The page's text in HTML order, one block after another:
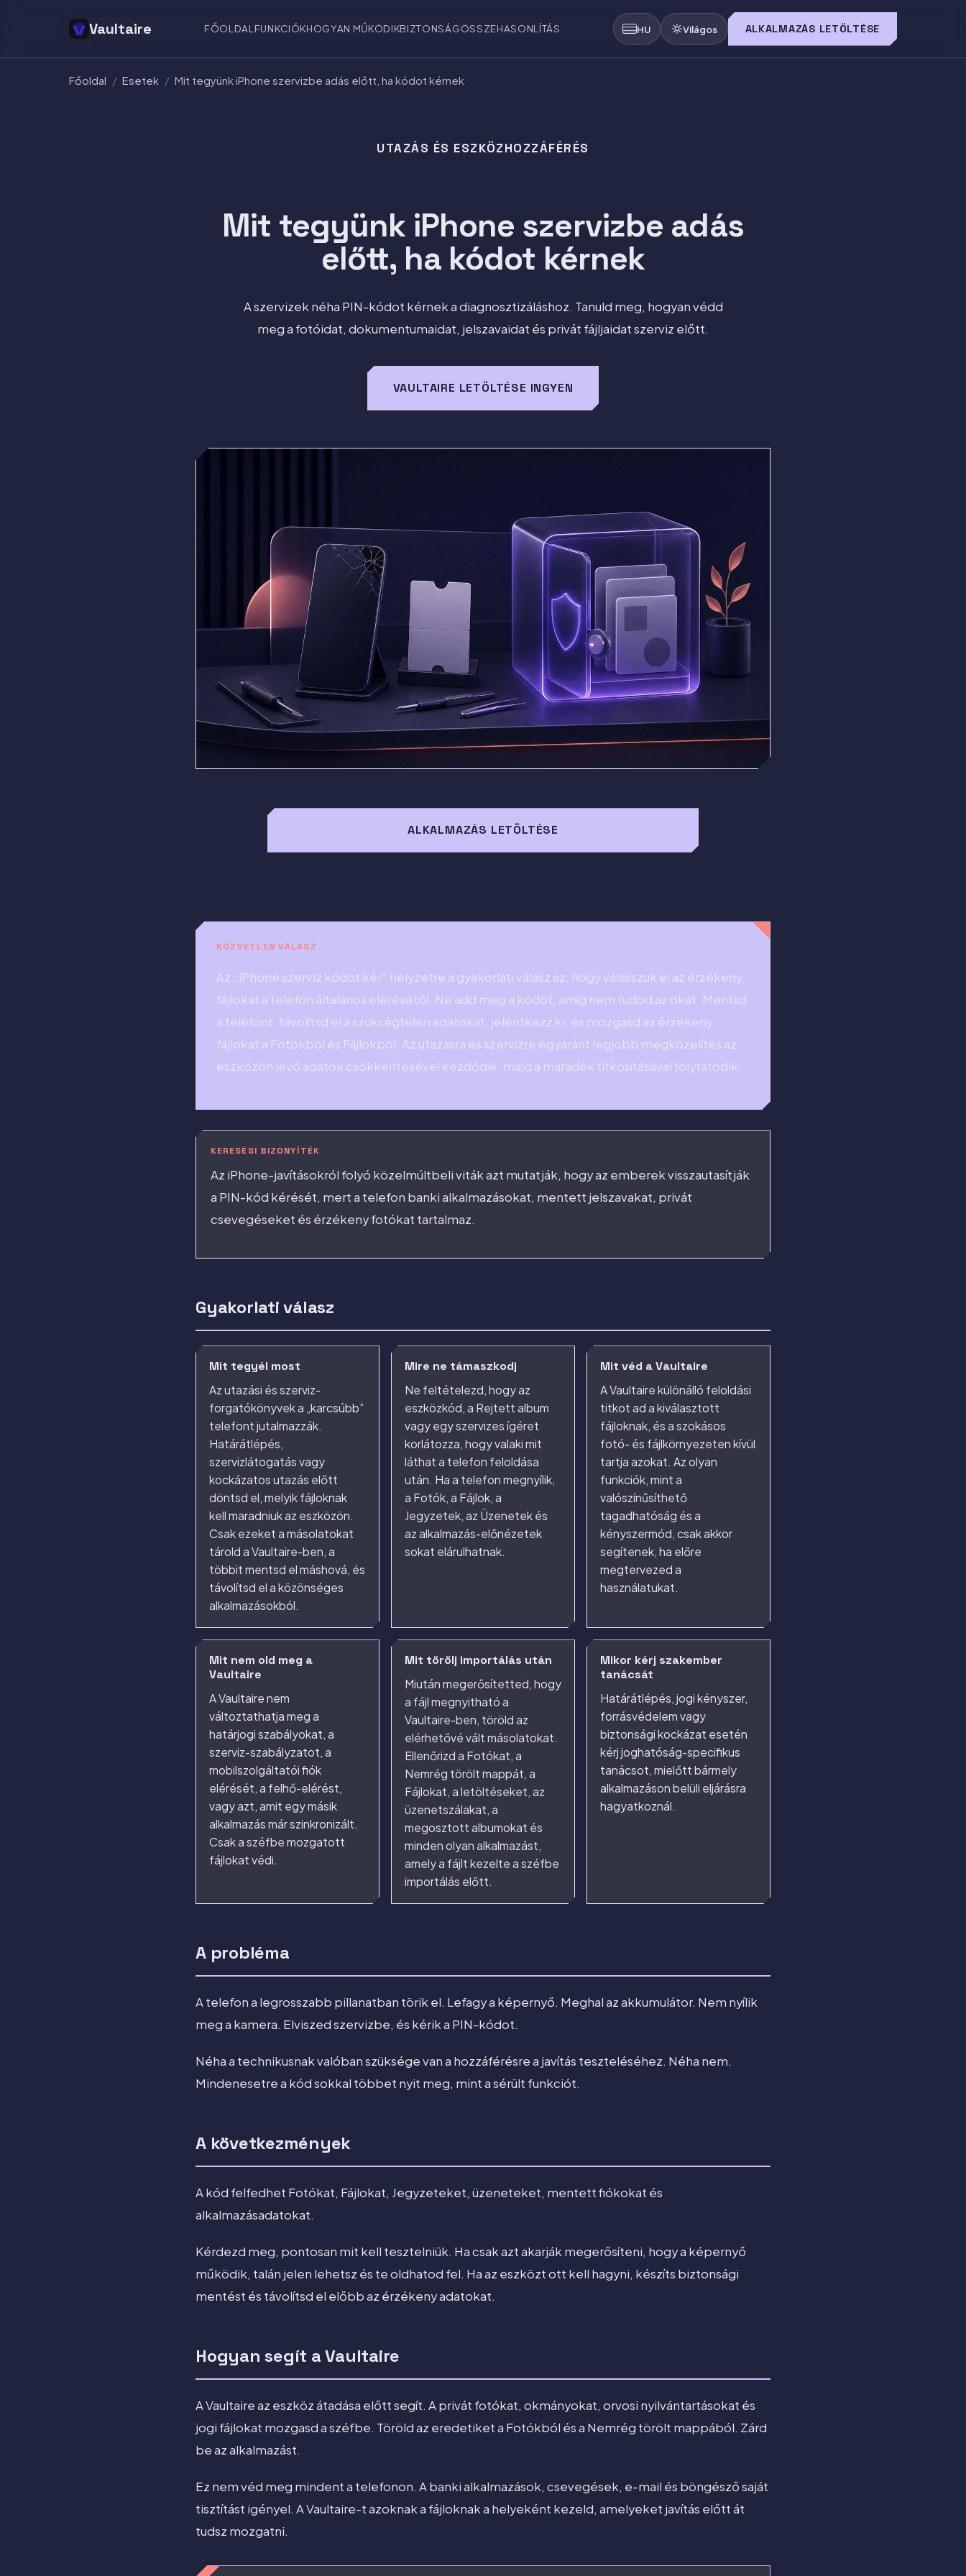
Vaultaire FŐOLDAL FUNKCIÓKHOGYAN MŰKÖDIKBIZTONSÁGÖSSZEHASONLÍTÁS HU Világos ALKALMAZÁS LETÖLTÉSE
Főoldal / Esetek / Mit tegyünk iPhone szervizbe adás előtt, ha kódot kérnek
UTAZÁS ÉS ESZKÖZHOZZÁFÉRÉS
Mit tegyünk iPhone szervizbe adás
előtt, ha kódot kérnek
A szervizek néha PIN-kódot kérnek a diagnosztizáláshoz. Tanuld meg, hogyan védd
meg a fotóidat, dokumentumaidat, jelszavaidat és privát fájljaidat szerviz előtt.
VAULTAIRE LETÖLTÉSE INGYEN
ALKALMAZÁS LETÖLTÉSE
KÖZVETLEN VÁLASZ
Az „iPhone szerviz kódot kér” helyzetre a gyakorlati válasz az, hogy válasszuk el az érzékeny
fájlokat a telefon általános elérésétől. Ne add meg a kódot, amíg nem tudod az okát. Mentsd
a telefont, távolítsd el a szükségtelen adatokat, jelentkezz ki, és mozgasd az érzékeny
fájlokat a Fotókból és Fájlokból. Az utazásra és szervizre egyaránt legjobb megközelítés az
eszközön lévő adatok csökkentésével kezdődik, majd a maradék titkosításával folytatódik.
KERESÉSI BIZONYÍTÉK
Az iPhone-javításokról folyó közelmúltbeli viták azt mutatják, hogy az emberek visszautasítják
a PIN-kód kérését, mert a telefon banki alkalmazásokat, mentett jelszavakat, privát
csevegéseket és érzékeny fotókat tartalmaz.
Gyakorlati válasz
Mit tegyél most
Az utazási és szerviz-
forgatókönyvek a „karcsúbb”
telefont jutalmazzák.
Határátlépés,
szervizlátogatás vagy
kockázatos utazás előtt
döntsd el, melyik fájloknak
kell maradniuk az eszközön.
Csak ezeket a másolatokat
tárold a Vaultaire-ben, a
többit mentsd el máshová, és
távolítsd el a közönséges
alkalmazásokból.
Mire ne támaszkodj
Ne feltételezd, hogy az
eszközkód, a Rejtett album
vagy egy szervizes ígéret
korlátozza, hogy valaki mit
láthat a telefon feloldása
után. Ha a telefon megnyílik,
a Fotók, a Fájlok, a
Jegyzetek, az Üzenetek és
az alkalmazás-előnézetek
sokat elárulhatnak.
Mit véd a Vaultaire
A Vaultaire különálló feloldási
titkot ad a kiválasztott
fájloknak, és a szokásos
fotó- és fájlkörnyezeten kívül
tartja azokat. Az olyan
funkciók, mint a
valószínűsíthető
tagadhatóság és a
kényszermód, csak akkor
segítenek, ha előre
megtervezed a
használatukat.
Mit nem old meg a
Vaultaire
A Vaultaire nem
változtathatja meg a
határjogi szabályokat, a
szerviz-szabályzatot, a
mobilszolgáltatói fiók
elérését, a felhő-elérést,
vagy azt, amit egy másik
alkalmazás már szinkronizált.
Csak a széfbe mozgatott
fájlokat védi.
Mit törölj importálás után
Miután megerősítetted, hogy
a fájl megnyitható a
Vaultaire-ben, töröld az
elérhetővé vált másolatokat.
Ellenőrizd a Fotókat, a
Nemrég törölt mappát, a
Fájlokat, a letöltéseket, az
üzenetszálakat, a
megosztott albumokat és
minden olyan alkalmazást,
amely a fájlt kezelte a széfbe
importálás előtt.
Mikor kérj szakember
tanácsát
Határátlépés, jogi kényszer,
forrásvédelem vagy
biztonsági kockázat esetén
kérj joghatóság-specifikus
tanácsot, mielőtt bármely
alkalmazáson belüli eljárásra
hagyatkoznál.
A probléma
A telefon a legrosszabb pillanatban törik el. Lefagy a képernyő. Meghal az akkumulátor. Nem nyílik
meg a kamera. Elviszed szervizbe, és kérik a PIN-kódot.
Néha a technikusnak valóban szüksége van a hozzáférésre a javítás teszteléséhez. Néha nem.
Mindenesetre a kód sokkal többet nyit meg, mint a sérült funkciót.
A következmények
A kód felfedhet Fotókat, Fájlokat, Jegyzeteket, üzeneteket, mentett fiókokat és
alkalmazásadatokat.
Kérdezd meg, pontosan mit kell tesztelniük. Ha csak azt akarják megerősíteni, hogy a képernyő
működik, talán jelen lehetsz és te oldhatod fel. Ha az eszközt ott kell hagyni, készíts biztonsági
mentést és távolítsd el előbb az érzékeny adatokat.
Hogyan segít a Vaultaire
A Vaultaire az eszköz átadása előtt segít. A privát fotókat, okmányokat, orvosi nyilvántartásokat és
jogi fájlokat mozgasd a széfbe. Töröld az eredetiket a Fotókból és a Nemrég törölt mappából. Zárd
be az alkalmazást.
Ez nem véd meg mindent a telefonon. A banki alkalmazások, csevegések, e-mail és böngésző saját
tisztítást igényel. A Vaultaire-t azoknak a fájloknak a helyeként kezeld, amelyeket javítás előtt át
tudsz mozgatni.